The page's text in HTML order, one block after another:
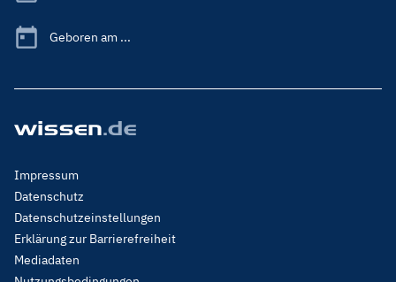
Geboren am ...
Footer
Menu
Legal
Impressum
Datenschutz
Datenschutzeinstellungen
Erklärung zur Barrierefreiheit
Mediadaten